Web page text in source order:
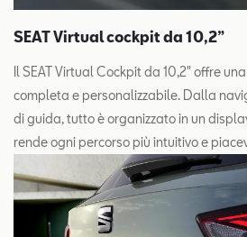
SEAT Virtual cockpit da 10,2”
Il SEAT Virtual Cockpit da 10,2" offre
completa e personalizzabile. Dalla
di guida, tutto è organizzato in un
rende ogni percorso più intuitivo e